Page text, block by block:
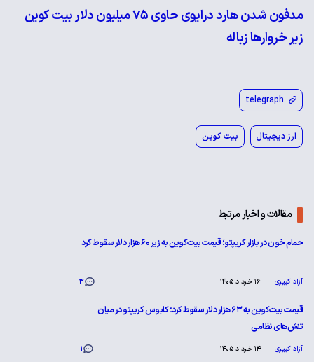
مدفون شدن هارد درایوی حاوی ۷۵ میلیون دلار بیت کوین
زیر خروارها زباله
telegraph
ارز دیجیتال بیت کوین
مقالات و اخبار مرتبط
حمام خون در بازار کریپتو؛ قیمت بیت‌کوین به زیر ۶۰ هزار دلار سقوط کرد
آزاد کبیری 16 خرداد 1405 3
قیمت بیت‌کوین به ۶۳ هزار دلار سقوط کرد؛ کابوس کریپتو در میان
تنش‌های نظامی
آزاد کبیری 14 خرداد 1405 1